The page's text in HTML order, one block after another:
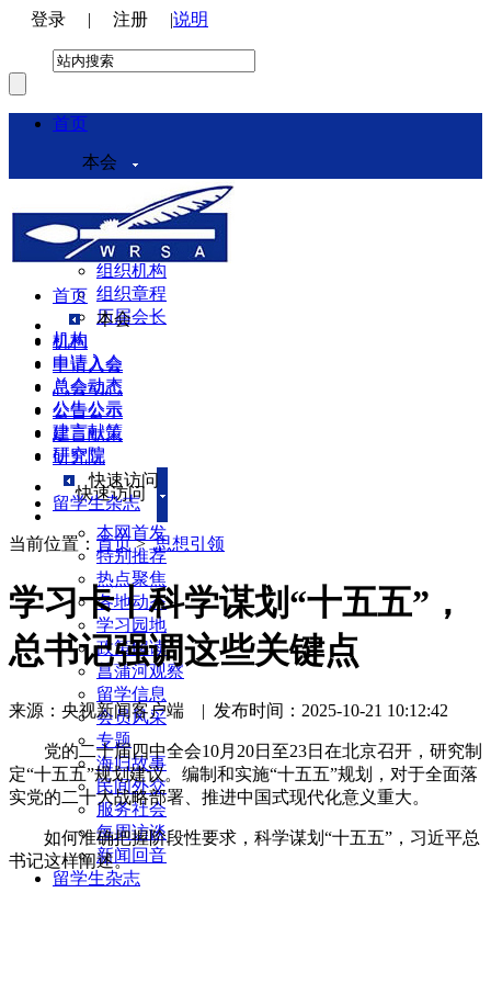
登录 | 注册 |说明
首页
本会
本会介绍
领导机构
理事会
组织机构
组织章程
历届会长
机构
申请入会
总会动态
公告公示
建言献策
研究院
快速访问
本网首发
特别推荐
热点聚焦
各地动态
学习园地
政策解读
菖蒲河观察
留学信息
会员风采
专题
海归故事
民间外交
服务社会
每周访谈
新闻回音
留学生杂志
首页
本会
机构
申请入会
总会动态
公告公示
建言献策
研究院
快速访问
留学生杂志
当前位置： 首页>思想引领
学习卡丨科学谋划“十五五”，
总书记强调这些关键点
来源：央视新闻客户端 | 发布时间：2025-10-21 10:12:42
党的二十届四中全会10月20日至23日在北京召开，研究制
定“十五五”规划建议。编制和实施“十五五”规划，对于全面落
实党的二十大战略部署、推进中国式现代化意义重大。
如何准确把握阶段性要求，科学谋划“十五五”，习近平总
书记这样阐述。